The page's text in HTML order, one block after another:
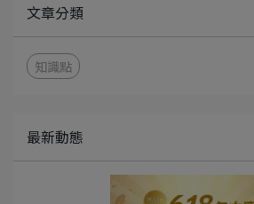
文章分類
知識點
最新動態